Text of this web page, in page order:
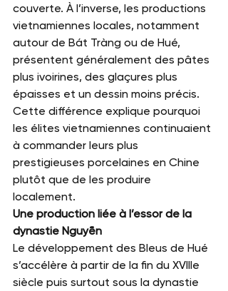
couverte. À l’inverse, les productions
vietnamiennes locales, notamment
autour de Bát Tràng ou de Hué,
présentent généralement des pâtes
plus ivoirines, des glaçures plus
épaisses et un dessin moins précis.
Cette différence explique pourquoi
les élites vietnamiennes continuaient
à commander leurs plus
prestigieuses porcelaines en Chine
plutôt que de les produire
localement.
Une production liée à l’essor de la
dynastie Nguyễn
Le développement des Bleus de Hué
s’accélère à partir de la fin du XVIIIe
siècle puis surtout sous la dynastie